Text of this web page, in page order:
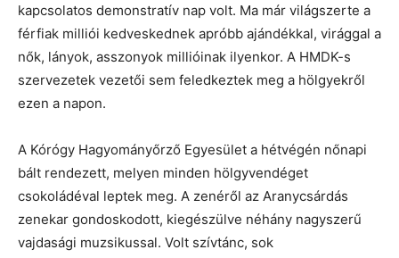
kapcsolatos demonstratív nap volt. Ma már világszerte a
férfiak milliói kedveskednek apróbb ajándékkal, virággal a
nők, lányok, asszonyok millióinak ilyenkor. A HMDK-s
szervezetek vezetői sem feledkeztek meg a hölgyekről
ezen a napon.
A Kórógy Hagyományőrző Egyesület a hétvégén nőnapi
bált rendezett, melyen minden hölgyvendéget
csokoládéval leptek meg. A zenéről az Aranycsárdás
zenekar gondoskodott, kiegészülve néhány nagyszerű
vajdasági muzsikussal. Volt szívtánc, sok